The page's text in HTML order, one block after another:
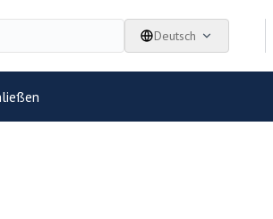
Deutsch